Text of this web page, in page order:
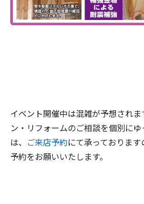
イベント開催中は混雑が予想されま
ン・リフォームのご相談を個別に
は、 ご来店予約にて承っておりま
予約をお願いいたします。